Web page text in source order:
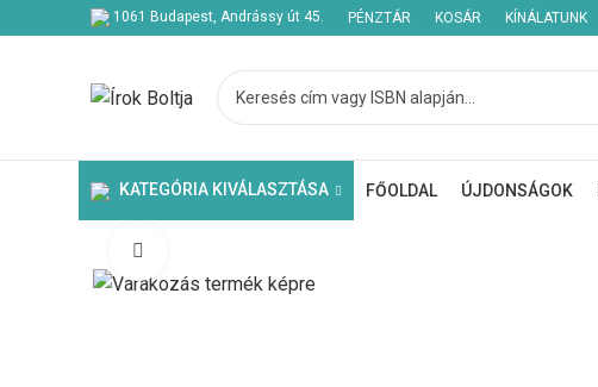
1061 Budapest, Andrássy út 45. PÉNZTÁR KOSÁR KÍNÁLATUNK
KATEGÓRIA KIVÁLASZTÁSA FŐOLDAL ÚJDONSÁGOK